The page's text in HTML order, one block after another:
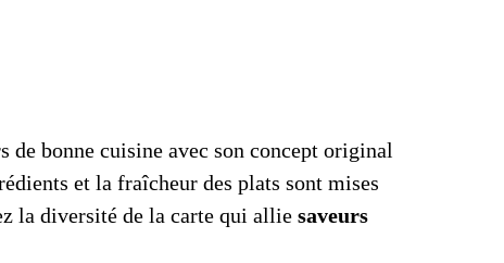
de bonne cuisine avec son concept original
et la fraîcheur des plats sont mises
la diversité de la carte qui allie saveurs